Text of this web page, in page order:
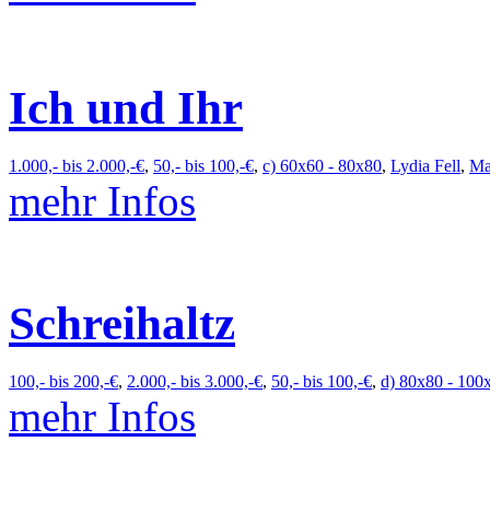
Ich und Ihr
1.000,- bis 2.000,-€, 50,- bis 100,-€, c) 60x60 - 80x80, Lydia Fell,
mehr Infos
Schreihaltz
100,- bis 200,-€, 2.000,- bis 3.000,-€, 50,- bis 100,-€, d) 80x80 -
mehr Infos